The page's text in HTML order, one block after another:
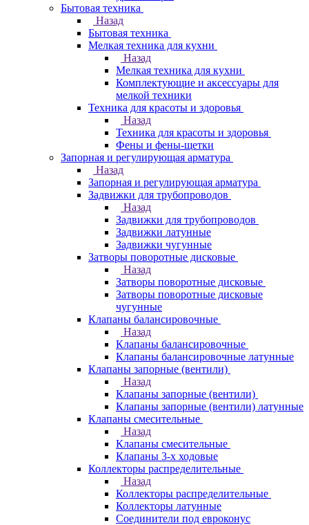
Бытовая техника
Назад
Бытовая техника
Мелкая техника для кухни
Назад
Мелкая техника для кухни
Комплектующие и аксессуары для
мелкой техники
Техника для красоты и здоровья
Назад
Техника для красоты и здоровья
Фены и фены-щетки
Запорная и регулирующая арматура
Назад
Запорная и регулирующая арматура
Задвижки для трубопроводов
Назад
Задвижки для трубопроводов
Задвижки латунные
Задвижки чугунные
Затворы поворотные дисковые
Назад
Затворы поворотные дисковые
Затворы поворотные дисковые
чугунные
Клапаны балансировочные
Назад
Клапаны балансировочные
Клапаны балансировочные латунные
Клапаны запорные (вентили)
Назад
Клапаны запорные (вентили)
Клапаны запорные (вентили) латунные
Клапаны смесительные
Назад
Клапаны смесительные
Клапаны 3-х ходовые
Коллекторы распределительные
Назад
Коллекторы распределительные
Коллекторы латунные
Соединители под евроконус